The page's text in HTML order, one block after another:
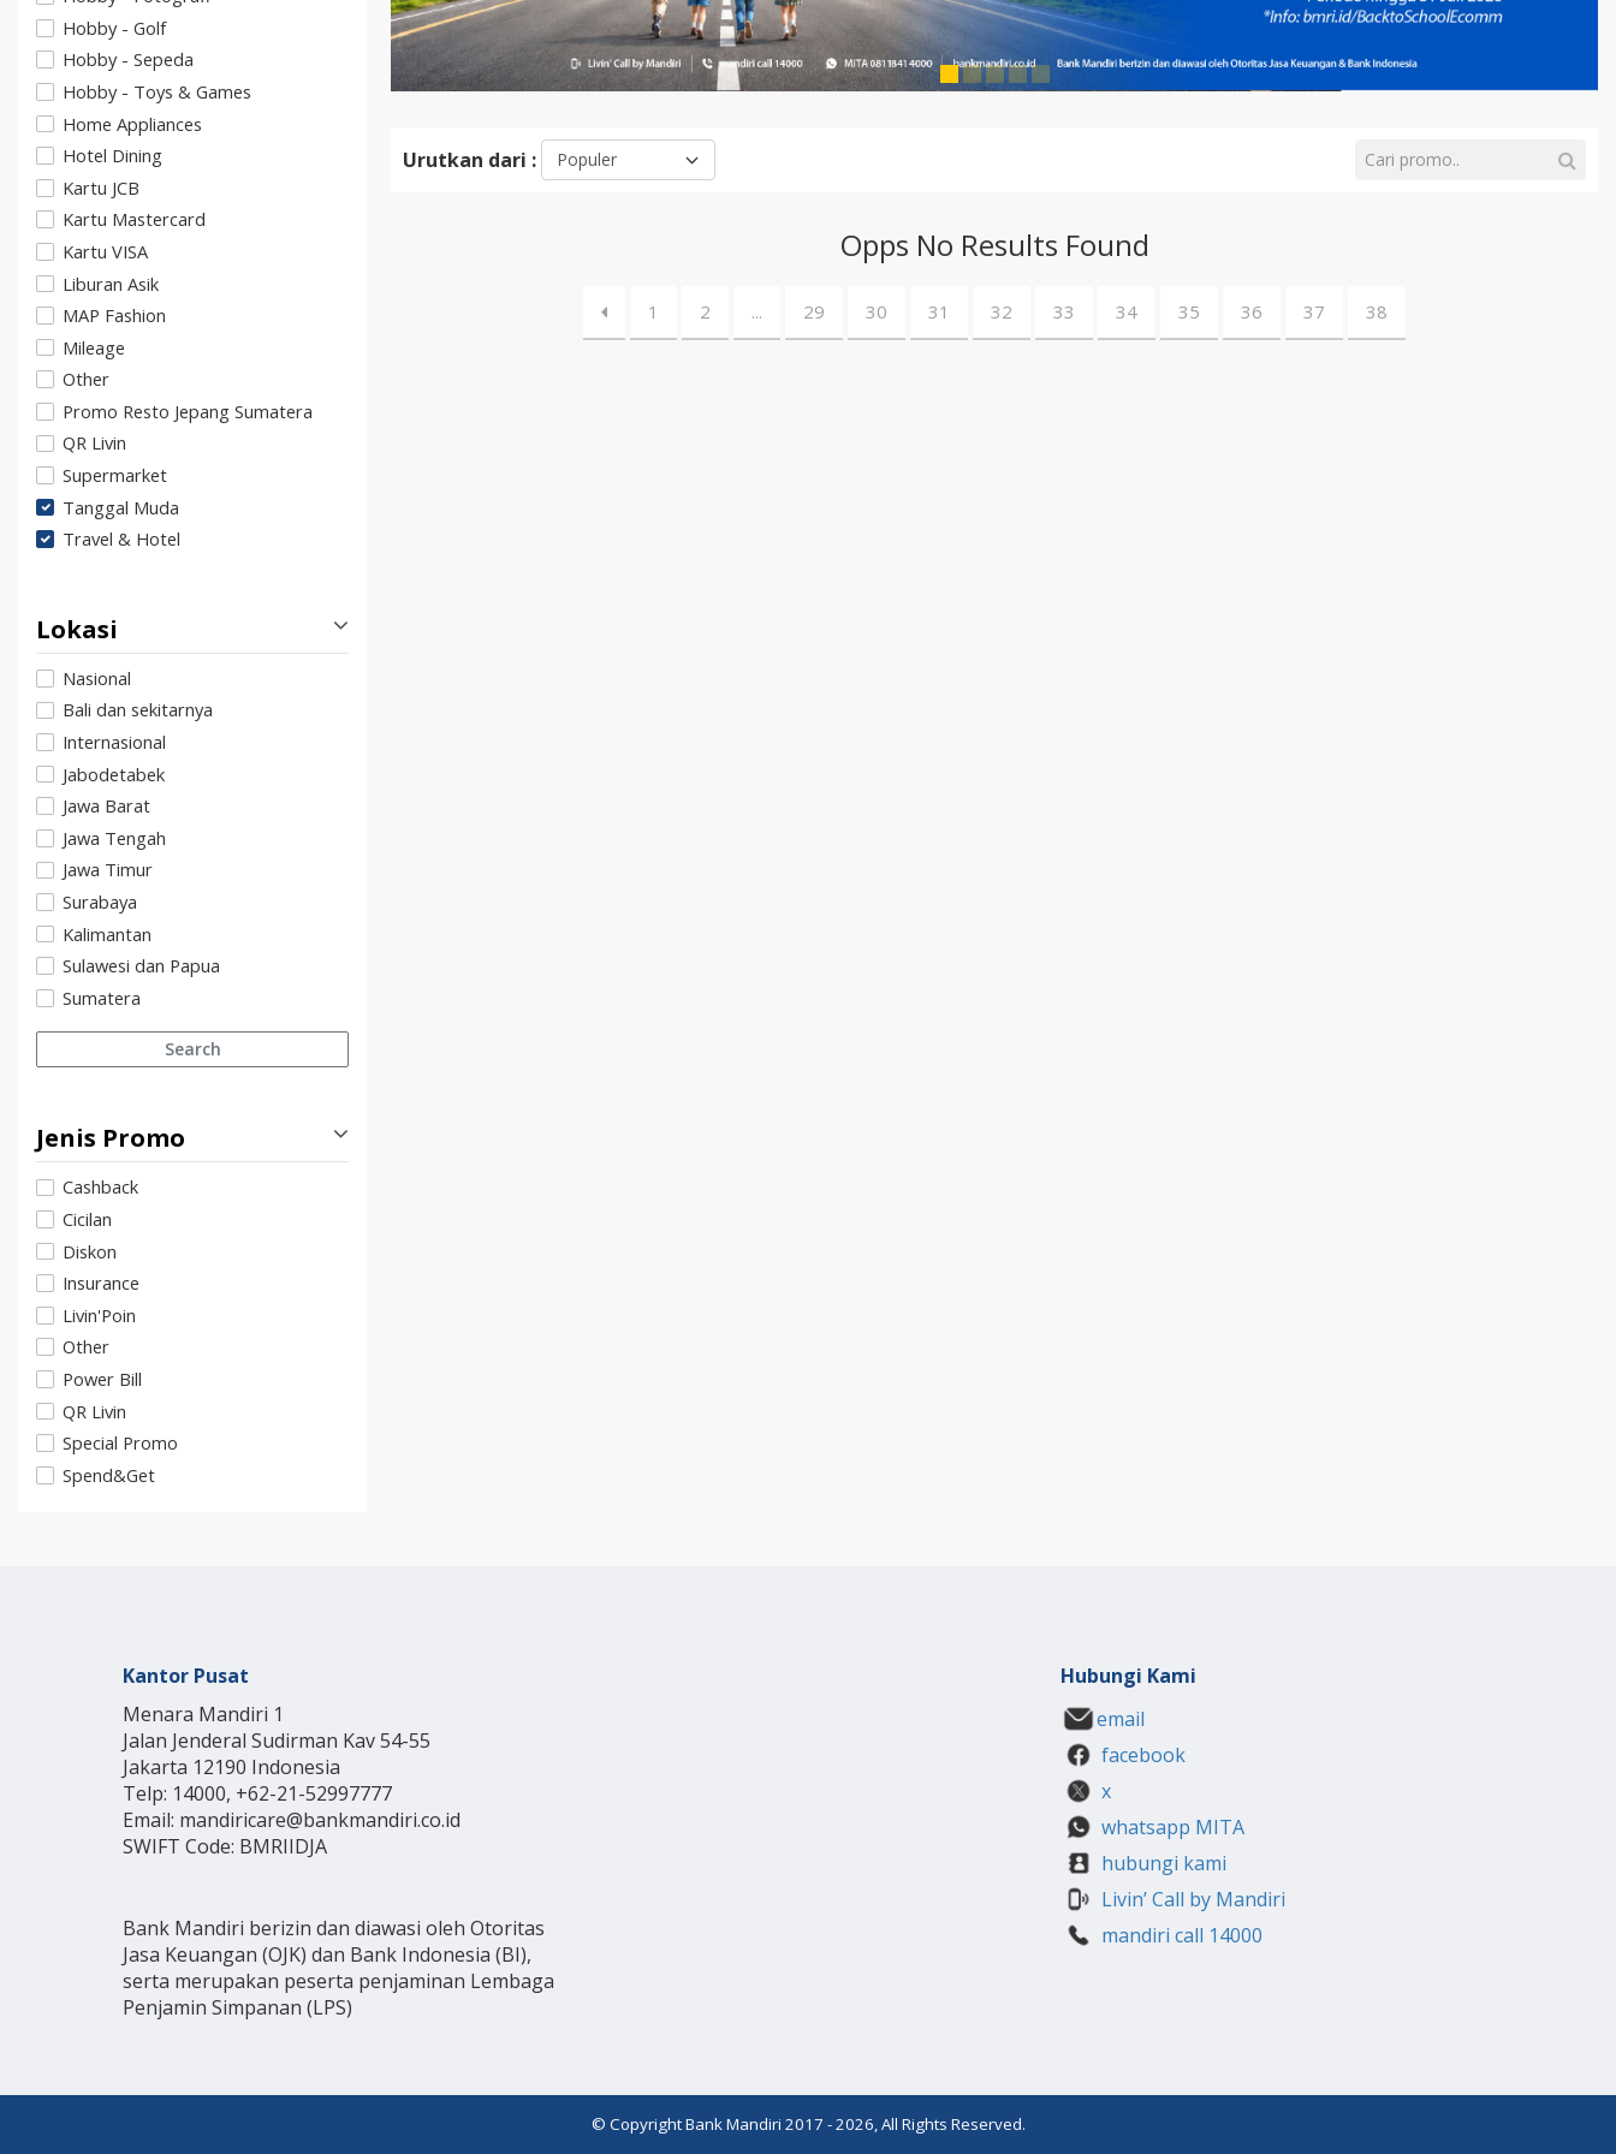
Hobby - Golf
Hobby - Sepeda
Hobby - Toys & Games
Home Appliances
Hotel Dining
Kartu JCB
Kartu Mastercard
Kartu VISA
Liburan Asik
MAP Fashion
Mileage
Other
Promo Resto Jepang Sumatera
QR Livin
Supermarket
Tanggal Muda
Travel & Hotel
Lokasi
Nasional
Bali dan sekitarnya
Internasional
Jabodetabek
Jawa Barat
Jawa Tengah
Jawa Timur
Surabaya
Kalimantan
Sulawesi dan Papua
Sumatera
Search
Jenis Promo
Cashback
Cicilan
Diskon
Insurance
Livin'Poin
Other
Power Bill
QR Livin
Special Promo
Spend&Get
Urutkan dari :
Opps No Results Found
1 2 ... 29 30 31 32 33 34 35 36 37 38
Kantor Pusat
Menara Mandiri 1
Jalan Jenderal Sudirman Kav 54-55
Jakarta 12190 Indonesia
Telp: 14000, +62-21-52997777
Email: mandiricare@bankmandiri.co.id
SWIFT Code: BMRIIDJA
Bank Mandiri berizin dan diawasi oleh Otoritas
Jasa Keuangan (OJK) dan Bank Indonesia (BI),
serta merupakan peserta penjaminan Lembaga
Penjamin Simpanan (LPS)
Hubungi Kami
email
facebook
x
whatsapp MITA
hubungi kami
Livin’ Call by Mandiri
mandiri call 14000
© Copyright Bank Mandiri 2017 - 2026, All Rights Reserved.